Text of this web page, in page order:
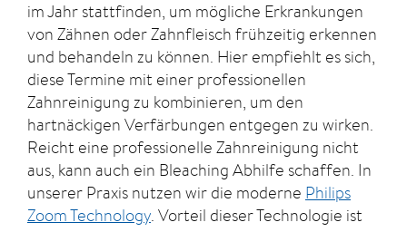
im Jahr stattfinden, um mögliche Erkrankungen
von Zähnen oder Zahnfleisch frühzeitig erkennen
und behandeln zu können. Hier empfiehlt es sich,
diese Termine mit einer professionellen
Zahnreinigung zu kombinieren, um den
hartnäckigen Verfärbungen entgegen zu wirken.
Reicht eine professionelle Zahnreinigung nicht
aus, kann auch ein Bleaching Abhilfe schaffen. In
unserer Praxis nutzen wir die moderne Philips
Zoom Technology. Vorteil dieser Technologie ist